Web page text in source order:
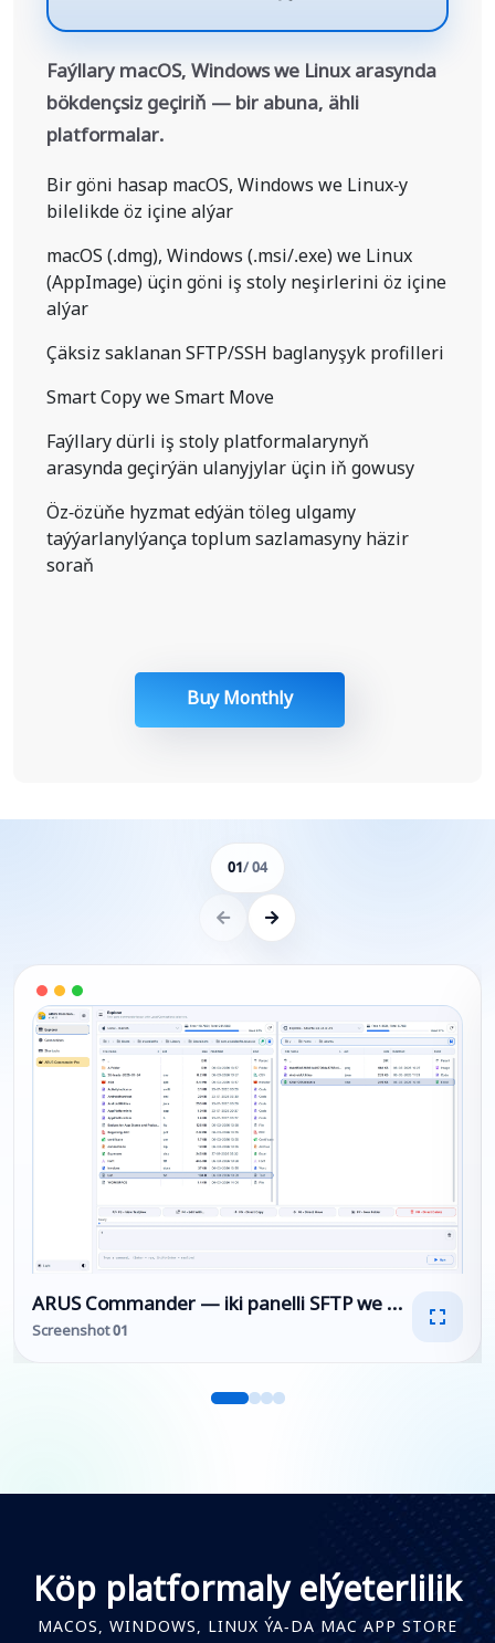
Faýllary macOS, Windows we Linux arasynda
bökdençsiz geçiriň — bir abuna, ähli
platformalar.
Bir göni hasap macOS, Windows we Linux-y
bilelikde öz içine alýar
macOS (.dmg), Windows (.msi/.exe) we Linux
(AppImage) üçin göni iş stoly neşirlerini öz içine
alýar
Çäksiz saklanan SFTP/SSH baglanyşyk profilleri
Smart Copy we Smart Move
Faýllary dürli iş stoly platformalarynyň
arasynda geçirýän ulanyjylar üçin iň gowusy
Öz-özüňe hyzmat edýän töleg ulgamy
taýýarlanylýança toplum sazlamasyny häzir
soraň
Buy Monthly
01/ 04
ARUS Commander — iki panelli SFTP we SSH faýl
Screenshot 01
Köp platformaly elýeterlilik
MACOS, WINDOWS, LINUX ÝA-DA MAC APP STORE